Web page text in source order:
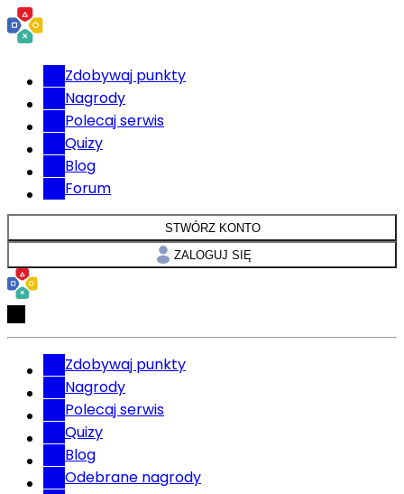
Zdobywaj punkty
Nagrody
Polecaj serwis
Quizy
Blog
Forum
STWÓRZ KONTO
ZALOGUJ SIĘ
Zdobywaj punkty
Nagrody
Polecaj serwis
Quizy
Blog
Odebrane nagrody